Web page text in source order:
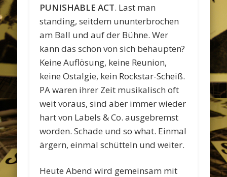
PUNISHABLE ACT. Last man
standing, seitdem ununterbrochen
am Ball und auf der Bühne. Wer
kann das schon von sich behaupten?
Keine Auflösung, keine Reunion,
keine Ostalgie, kein Rockstar-Scheiß.
PA waren ihrer Zeit musikalisch oft
weit voraus, sind aber immer wieder
hart von Labels & Co. ausgebremst
worden. Schade und so what. Einmal
ärgern, einmal schütteln und weiter.
Heute Abend wird gemeinsam mit